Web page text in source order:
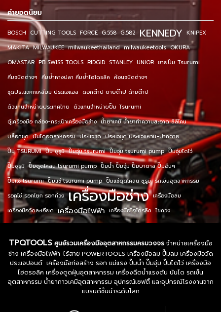
คำยอดนิยม
BOSCH CUTTING TOOLS FORCE G.558 G.582 KENNEDY KNIPEX
MAKITA MILWAUKEE milwaukeethailand milwaukeetools OKURA
OMASTAR PB SWISS TOOLS RIDGID STANLEY UNIOR ขายปั๊ม Tsurumi
คีมชนิดต่างๆ คีมย้ำหางปลา คีมย้ำไฮโดรลิค ค้อนชนิดต่างๆ
ชุดประแจหกเหลี่ยม ประแจแอล ดอกต๊าป ดายต๊าป ด้ามต๊าป
ตัวแทนจำหน่ายประเทศไทย ตัวแทนจำหน่ายปั๊ม Tsurumi
ตู้เครื่องมือ กล่อง-กระเป๋าเครื่องมือช่าง น้ำยาเคมี น้ำยาทำความสะอาด ซิลิโคน
บล็อกชุด บันไดอุตสาหกรรม ประแจชุด ประแจชุด ประแจแหวน-ปากตาย
ปั๊ม TSURUMI ปั๊ม ซูรูมิ ปั๊มจุ่ม tsurumi ปั๊มจุ่ม tsurumi pump ปั๊มจุ่มไดโว่
ปั๊มซูรูมิ ปั๊มดูดโคลน tsurumi pump ปั๊มน้ำ ปั๊มจุ่ม ปั๊มบาดาล ปั๊มอื่นๆ
ปั๊มแช่ tsurumi ปั๊มแช่ tsurumi pump ปั๊มแช่ดูดโคลน ซูรูมิ รถเข็นอุตสาหกรรม
รอกโซ่ รอกโยก รอกถ่วง เครื่องมือช่าง เครื่องมือลม
เครื่องมือวัดละเอียด เครื่องมือไฟฟ้า เครื่องมือไฮโดรลิค ไขควง
TPQTOOLS ศูนย์รวมเครื่องมืออุตสาหกรรมครบวงจรจำหน่ายเครื่องมือ
ช่าง เครื่องมือไฟฟ้า-ไร้สาย POWERTOOLS เครื่องมือลม ปั๊มลม เครื่องมือวัด
ประแจปอนด์ เครื่องมือก่อสร้าง รอก แม่แรง ปั๊มน้ำ ปั๊มจุ่ม ปั๊มไดโว่ เครื่องมือ
ไฮดรอลิค เครื่องดูดฝุ่นอุตสาหกรรม เครื่องฉีดน้ำแรงดัน บันได รถเข็น
อุตสาหกรรม น้ำยากาวเคมีอุตสาหกรรม อุปกรณ์เซฟตี้ และอุปกรณ์โรงงานจาก
แบรนด์ชั้นนำระดับโลก